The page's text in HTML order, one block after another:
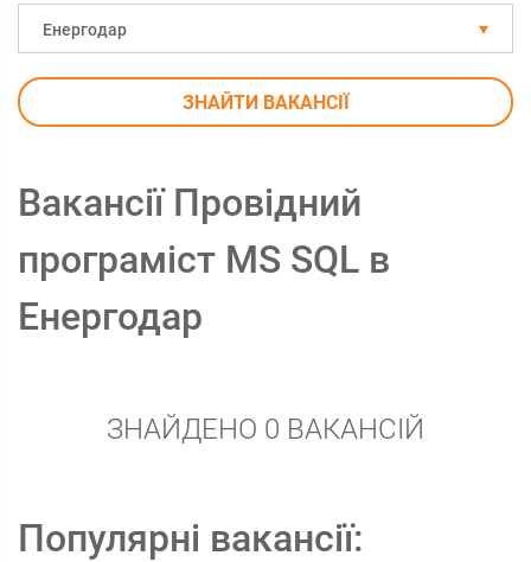
Енергодар
ЗНАЙТИ ВАКАНСІЇ
Вакансії Провідний
програміст MS SQL в
Енергодар
ЗНАЙДЕНО 0 ВАКАНСІЙ
Популярні вакансії: